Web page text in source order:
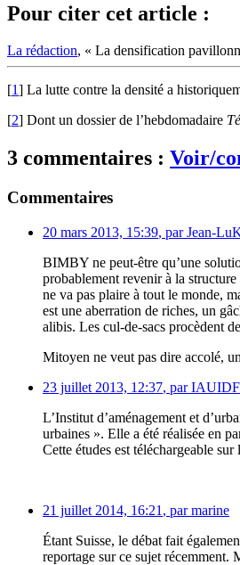
Pour citer cet article :
La rédaction, « La densification
[1] La lutte contre la densité a
[2] Dont un dossier de l’hebdomadaire
3 commentaires : Voir/
Commentaires
20 mars 2013, 15:39, parJean-
BIMBY ne peut-être qu’une
probablement revenir à la
ne va pas plaire à tout le monde,
est une aberration de riches, un
alibis. Les cul-de-sacs procèdent
Mitoyen ne veut pas dire accolé,
23 juillet 2013, 12:37, parIAUIDF
L’Institut d’aménagement et
urbaines ». Elle a été réalisée en
Cette études est téléchargeable
21 juillet 2014, 16:21 , parmarine
Étant Suisse, le débat fait
reportage sur ce sujet récemment.